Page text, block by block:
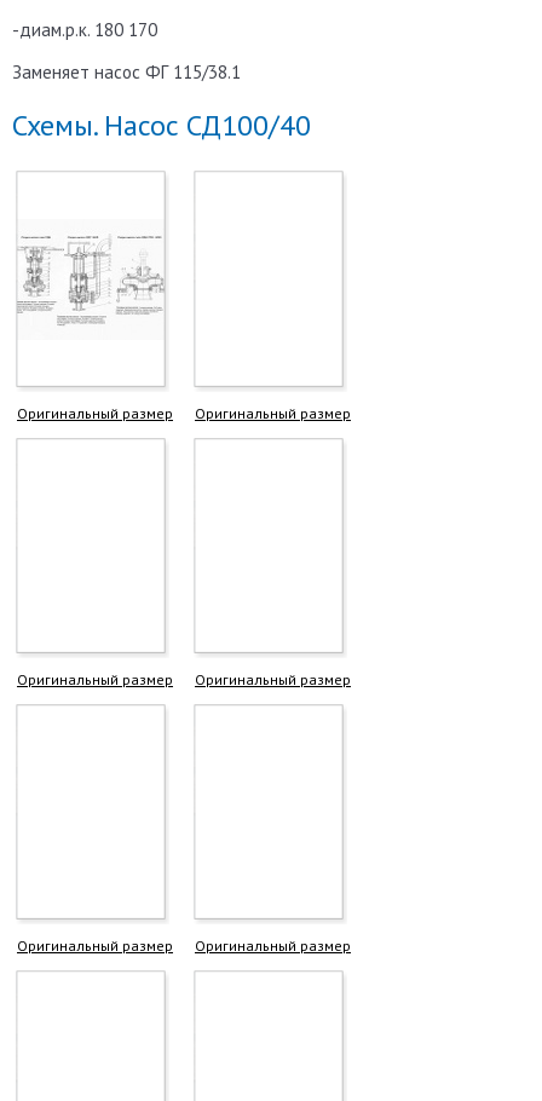
-диам.р.к. 180 170
Заменяет насос ФГ 115/38.1
Схемы. Насос СД100/40
Оригинальный размер Оригинальный размер
Оригинальный размер Оригинальный размер
Оригинальный размер Оригинальный размер